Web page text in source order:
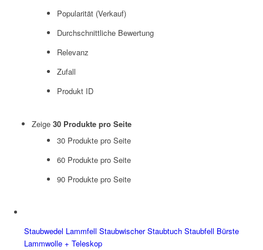
Popularität (Verkauf)
Durchschnittliche Bewertung
Relevanz
Zufall
Produkt ID
Zeige 30 Produkte pro Seite
30 Produkte pro Seite
60 Produkte pro Seite
90 Produkte pro Seite
Staubwedel Lammfell Staubwischer Staubtuch Staubfell Bürste
Lammwolle + Teleskop